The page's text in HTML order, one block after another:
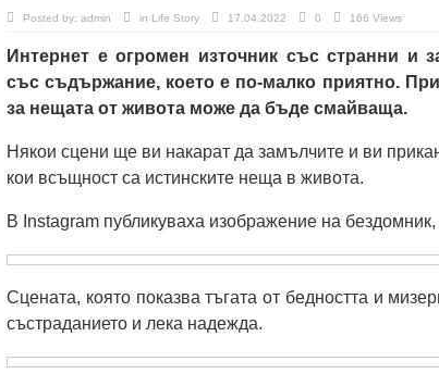
Posted by: admin in Life Story 17.04.2022 0 166 Views
Интернет е огромен източник със странни и
със съдържание, което е по-малко приятно.
за нещата от живота може да бъде смайваща.
Някои сцени ще ви накарат да замълчите и ви
кои всъщност са истинските неща в живота.
В Instagram публикуваха изображение на бездомник,
Сцената, която показва тъгата от бедността и
състраданието и лека надежда.